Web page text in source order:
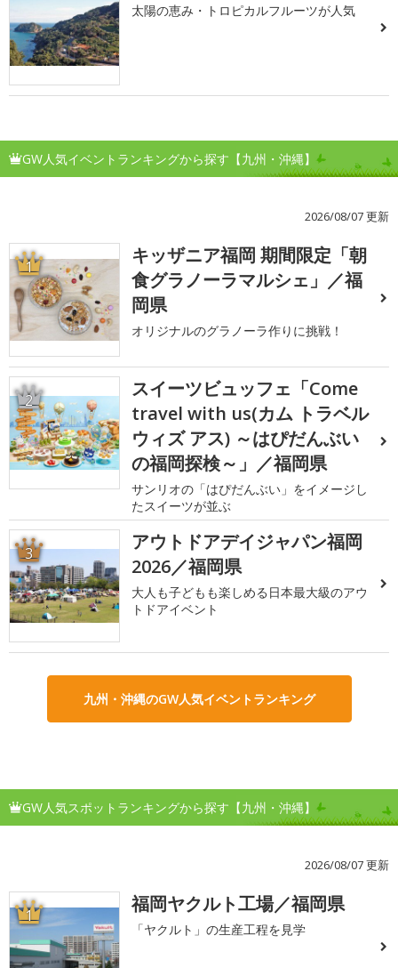
太陽の恵み・トロピカルフルーツが人気
GW人気イベントランキングから探す【九州・沖縄】
2026/08/07 更新
1
キッザニア福岡 期間限定「朝
食グラノーラマルシェ」／福
岡県
オリジナルのグラノーラ作りに挑戦！
2
スイーツビュッフェ「Come
travel with us(カム トラベル
ウィズ アス) ～はぴだんぶい
の福岡探検～」／福岡県
サンリオの「はぴだんぶい」をイメージし
たスイーツが並ぶ
3
アウトドアデイジャパン福岡
2026／福岡県
大人も子どもも楽しめる日本最大級のアウ
トドアイベント
九州・沖縄のGW人気イベントランキング
GW人気スポットランキングから探す【九州・沖縄】
2026/08/07 更新
1 福岡ヤクルト工場／福岡県
「ヤクルト」の生産工程を見学